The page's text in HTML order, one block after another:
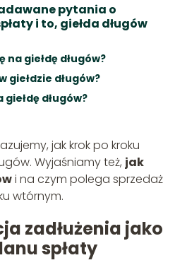
pytania o
i to, giełda długów
na giełdę długów?
giełdzie długów?
długów?
jak krok po kroku
Wyjaśniamy też, jak
i na czym polega sprzedaż
wtórnym.
zadłużenia jako
spłaty